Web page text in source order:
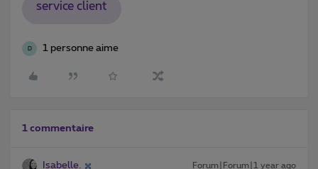
service client
D 1 personne aime
1 commentaire
Isabelle. Forum|Forum|1 year ago